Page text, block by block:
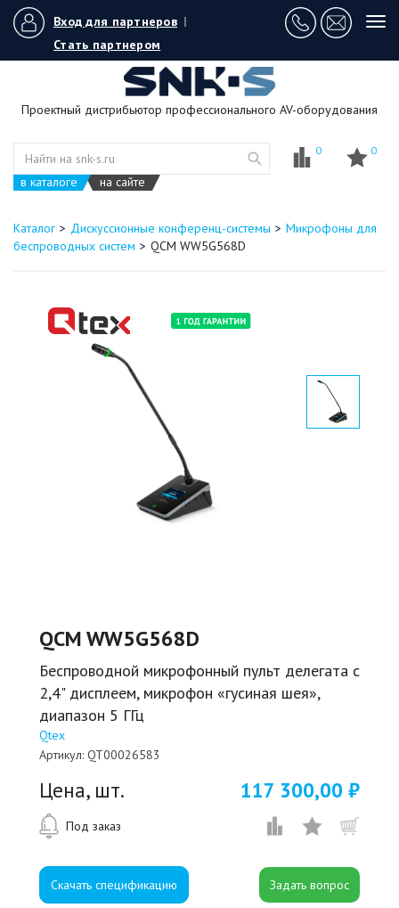
Вход для партнеров |
Стать партнером
Проектный дистрибьютор профессионального AV-оборудования
в каталоге на сайте
0 0
Каталог Дискуссионные конференц-системы
Микрофоны для
беспроводных систем
QCM WW5G568D
QCM WW5G568D
Беспроводной микрофонный пульт делегата с
2,4" дисплеем, микрофон «гусиная шея»,
диапазон 5 ГГц
Qtex
Артикул: QT00026583
Цена, шт. 117 300,00 ₽
Под заказ
Скачать спецификацию